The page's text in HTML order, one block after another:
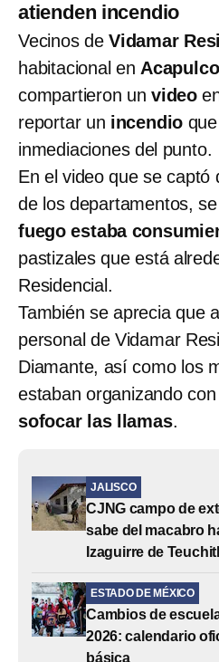
atienden incendio
Vecinos de Vidamar
habitacional en
compartieron unvideo
reportar un incendio
inmediaciones del punto.
En el video que se captó
de los departamentos,
fuego estaba
pastizales que está
Residencial.
También se aprecia que
personal de Vidamar
Diamante, así como los
estaban organizando
sofocar las llamas.
JALISCO
CJNG campo de
sabe del macabro
Izaguirre de
ESTADO DE MÉXICO
Cambios de
2026: calendario
básica